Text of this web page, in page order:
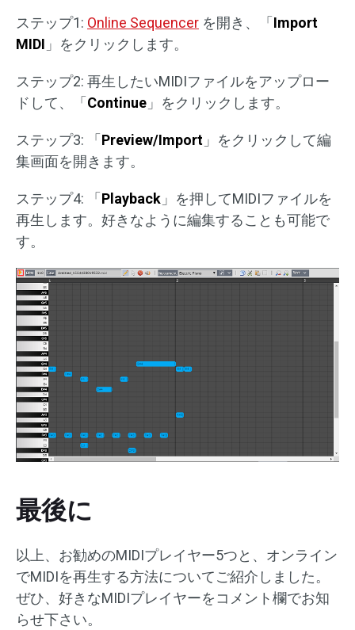
ステップ1: Online Sequencer を開き、「 Import
MIDI 」をクリックします。
ステップ2: 再生したいMIDIファイルをアップロー
ドして、「 Continue 」をクリックします。
ステップ3: 「 Preview/Import 」をクリックして編
集画面を開きます。
ステップ4: 「 Playback 」を押してMIDIファイルを
再生します。好きなように編集することも可能で
す。
最後に
以上、お勧めのMIDIプレイヤー5つと、オンライン
でMIDIを再生する方法についてご紹介しました。
ぜひ、好きなMIDIプレイヤーをコメント欄でお知
らせ下さい。